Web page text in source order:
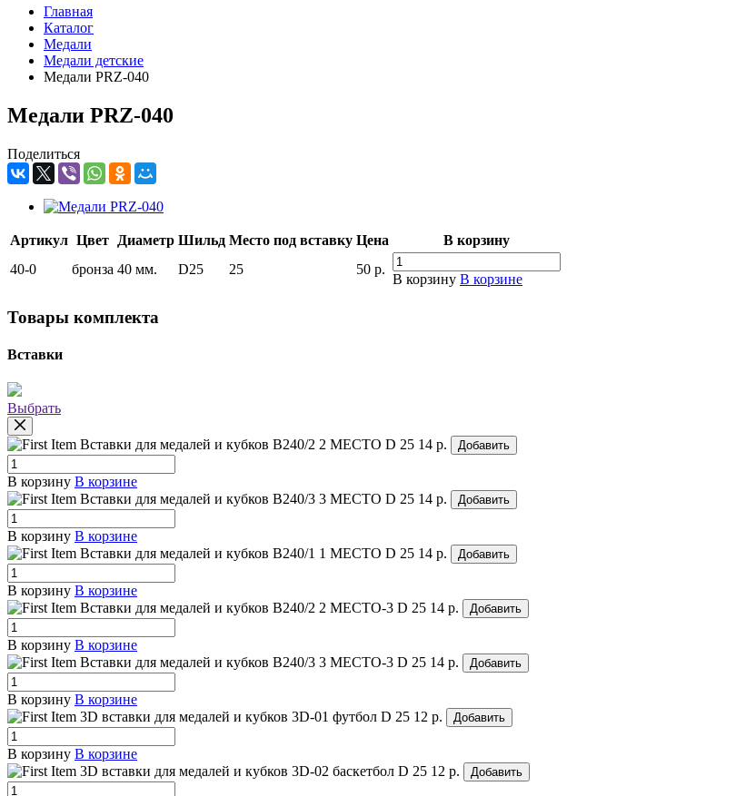
Главная
Каталог
Медали
Медали детские
Медали PRZ-040
Медали PRZ-040
Поделиться
Артикул Цвет Диаметр Шильд Место под вставку Цена
В корзину
40-0
бронза 40 мм. D25 25 50 р.
В корзину В корзине
Товары комплекта
Вставки
Выбрать
Вставки для медалей и кубков B240/2 2 МЕСТО D 25 14 р. Добавить
В корзину В корзине
Вставки для медалей и кубков B240/3 3 МЕСТО D 25 14 р. Добавить
В корзину В корзине
Вставки для медалей и кубков B240/1 1 МЕСТО D 25 14 р. Добавить
В корзину В корзине
Вставки для медалей и кубков B240/2 2 МЕСТО-3 D 25 14 р. Добавить
В корзину В корзине
Вставки для медалей и кубков B240/3 3 МЕСТО-3 D 25 14 р. Добавить
В корзину В корзине
3D вставки для медалей и кубков 3D-01 футбол D 25 12 р. Добавить
В корзину В корзине
3D вставки для медалей и кубков 3D-02 баскетбол D 25 12 р. Добавить